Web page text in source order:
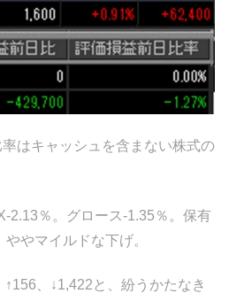
はキャッシュを含まない株式の
2.13％。グロース-1.35％。保有
やマイルドな下げ。
、↓1,422と、紛うかたなき